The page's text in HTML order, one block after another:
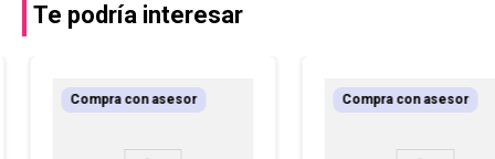
Te podría interesar
Compra con asesor Compra con asesor